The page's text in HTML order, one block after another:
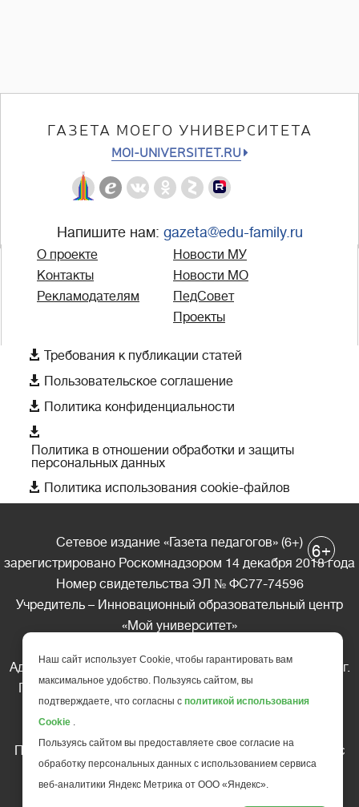
ГАЗЕТА МОЕГО УНИВЕРСИТЕТА
MOI-UNIVERSITET.RU
Напишите нам: gazeta@edu-family.ru
О проекте
Контакты
Рекламодателям
Новости МУ
Новости МО
ПедСовет
Проекты
 Требования к публикации статей
 Пользовательское соглашение
 Политика конфиденциальности

Политика в отношении обработки и защиты
персональных данных
 Политика использования cookie-файлов
Сетевое издание «Газета педагогов» (6+)
зарегистрировано Роскомнадзором 14 декабря 2018 года
Номер свидетельства ЭЛ № ФС77-74596
Учредитель – Инновационный образовательный центр
«Мой университет»
Адрес редакции: 185035 Россия, Республика Карелия, г.
Петрозаводск, ул. Фридриха Энгельса д.10, офис 211
Телефон редакции: +7 (499) 685-10-45
Перепечатка материалов газеты допускается только c
письменного разрешения редакции
Ссылка на «Газету педагогов» обязательна.
6+
Наш сайт использует Cookie, чтобы гарантировать вам
максимальное удобство. Пользуясь сайтом, вы
подтверждаете, что согласны с политикой использования
Cookie .
Пользуясь сайтом вы предоставляете свое согласие на
обработку персональных данных с использованием сервиса
веб-аналитики Яндекс Метрика от ООО «Яндекс».